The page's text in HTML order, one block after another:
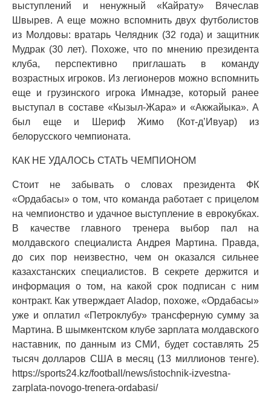
выступлений и ненужный «Кайрату» Вячеслав
Швырев. А еще можно вспомнить двух футболистов
из Молдовы: вратарь Челядник (32 года) и защитник
Мудрак (30 лет). Похоже, что по мнению президента
клуба, перспективно приглашать в команду
возрастных игроков. Из легионеров можно вспомнить
еще и грузинского игрока Имнадзе, который ранее
выступал в составе «Кызыл-Жара» и «Акжайыка». А
был еще и Шериф Жимо (Кот-д’Ивуар) из
белорусского чемпионата.
КАК НЕ УДАЛОСЬ СТАТЬ ЧЕМПИОНОМ
Стоит не забывать о словах президента ФК
«Ордабасы» о том, что команда работает с прицелом
на чемпионство и удачное выступление в еврокубках.
В качестве главного тренера выбор пал на
молдавского специалиста Андрея Мартина. Правда,
до сих пор неизвестно, чем он оказался сильнее
казахстанских специалистов. В секрете держится и
информация о том, на какой срок подписан с ним
контракт. Как утверждает Aladop, похоже, «Ордабасы»
уже и оплатил «Петроклубу» трансферную сумму за
Мартина. В шымкентском клубе зарплата молдавского
наставник, по данным из СМИ, будет составлять 25
тысяч долларов США в месяц (13 миллионов тенге).
https://sports24.kz/football/news/istochnik-izvestna-
zarplata-novogo-trenera-ordabasi/